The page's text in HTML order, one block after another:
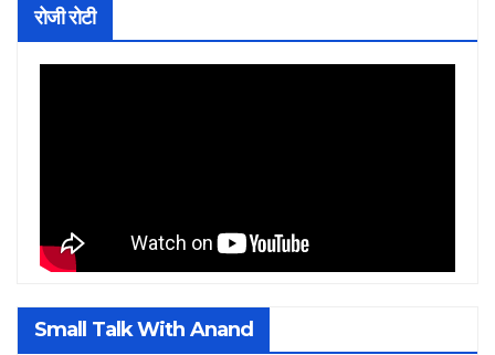
रोजी रोटी
Small Talk With Anand